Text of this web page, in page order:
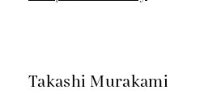
Takashi Murakami